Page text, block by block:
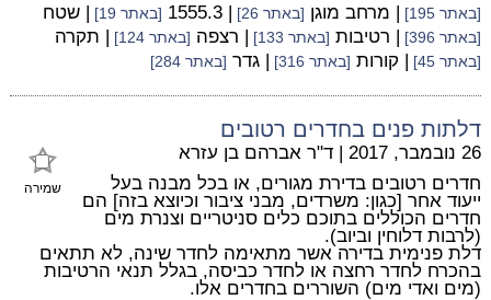
[באתר 195] | מרחב מוגן [באתר 26] | 1555.3 [באתר 19] | שטח
[באתר 396] | רטיבות [באתר 133] | רצפה [באתר 124] | תקרה
[באתר 45] | קורות [באתר 316] | גדר [באתר 284]
דלתות פנים בחדרים רטובים
שמירה
26 נובמבר, 2017 | ד"ר אברהם בן עזרא
חדרים רטובים בדירת מגורים, או בכל מבנה בעל
ייעוד אחר [כגון: משרדים, מבני ציבור וכיוצא בזה] הם
חדרים הכוללים בתוכם כלים סניטריים וצנרת מים
(לרבות דלוחין וביוב).
דלת פנימית בדירה אשר מתאימה לחדר שינה, לא תתאים
בהכרח לחדר רחצה או לחדר כביסה, בגלל תנאי הרטיבות
(מים ואדי מים) השוררים בחדרים אלו.